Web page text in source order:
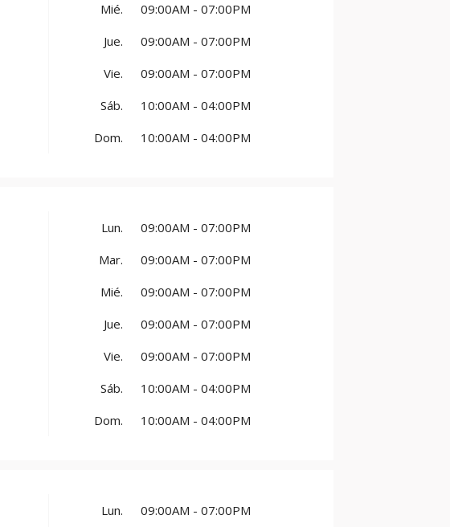
Mié.
09:00AM - 07:00PM
Jue.
09:00AM - 07:00PM
Vie.
09:00AM - 07:00PM
Sáb.
10:00AM - 04:00PM
Dom.
10:00AM - 04:00PM
Lun.
09:00AM - 07:00PM
Mar.
09:00AM - 07:00PM
Mié.
09:00AM - 07:00PM
Jue.
09:00AM - 07:00PM
Vie.
09:00AM - 07:00PM
Sáb.
10:00AM - 04:00PM
Dom.
10:00AM - 04:00PM
Lun.
09:00AM - 07:00PM